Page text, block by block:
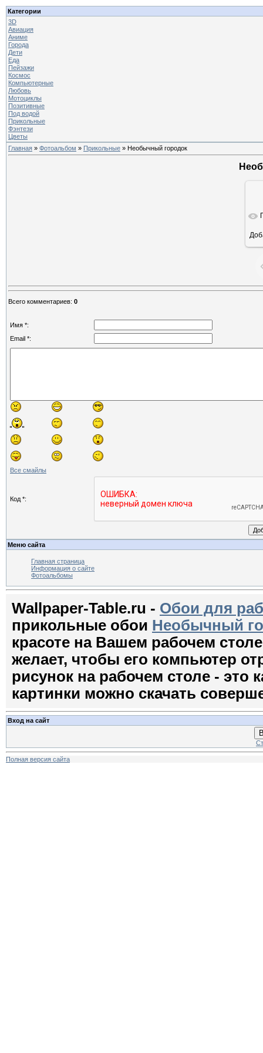
Категории
3D
Авиация
Аниме
Города
Дети
Еда
Пейзажи
Космос
Компьютерные
Любовь
Мотоциклы
Позитивные
Под водой
Прикольные
Фэнтези
Цветы
Главная » Фотоальбом » Прикольные » Необычный городок
Всего комментариев: 0
Имя *:
Email *:
Все смайлы
Код *:
Меню сайта
Главная страница
Информация о сайте
Фотоальбомы
Wallpaper-Table.ru - Обои для
прикольные обои Необычный
красоте на Вашем рабочем
желает, чтобы его компьютер
рисунок на рабочем столе - это
картинки можно скачать
Вход на сайт
Полная версия сайта